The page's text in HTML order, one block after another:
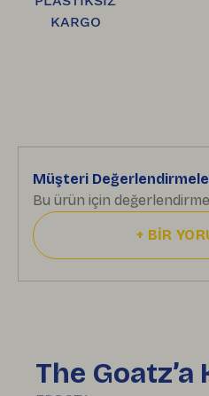
KARGO
Müşteri
Bu ürün için
+ BİR
The Goatz’a